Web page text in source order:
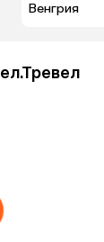
Венгрия